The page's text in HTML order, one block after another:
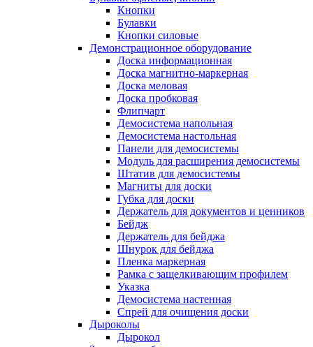
Кнопки
Булавки
Кнопки силовые
Демонстрационное оборудование
Доска информационная
Доска магнитно-маркерная
Доска меловая
Доска пробковая
Флипчарт
Демосистема напольная
Демосистема настольная
Панели для демосистемы
Модуль для расширения демосистемы
Штатив для демосистемы
Магниты для доски
Губка для доски
Держатель для документов и ценников
Бейдж
Держатель для бейджа
Шнурок для бейджа
Пленка маркерная
Рамка с защелкивающим профилем
Указка
Демосистема настенная
Спрей для очищения доски
Дыроколы
Дырокол